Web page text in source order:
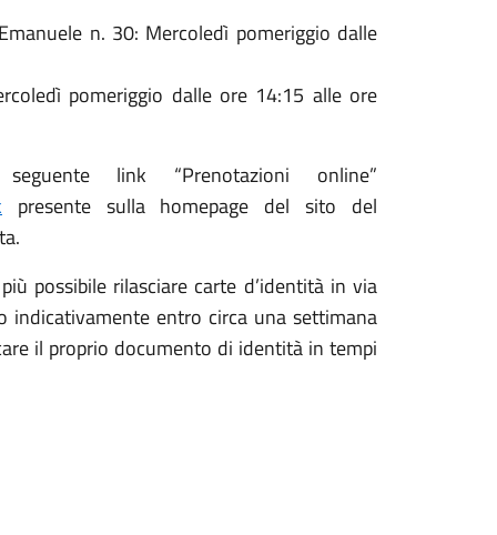
n. 30: Mercoledì pomeriggio dalle
pomeriggio dalle ore 14:15 alle ore
link “Prenotazioni online”
presente sulla homepage del sito del
possibile rilasciare carte d’identità in via
indicativamente entro circa una settimana
il proprio documento di identità in tempi